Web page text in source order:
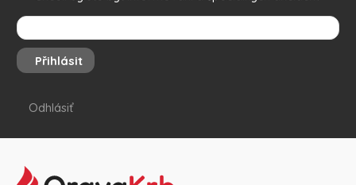
Přihlásit
Odhlásiť